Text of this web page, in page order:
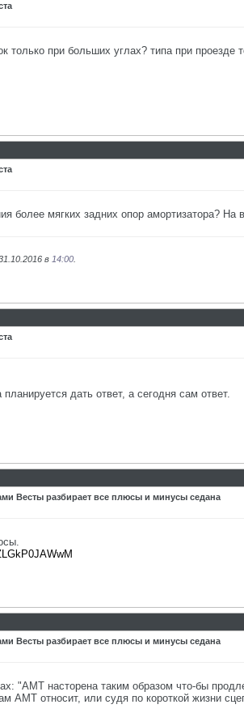
только при больших углах? типа при
более мягких задних опор амортизатора?
в 14:00
дать ответ, а сегодня сам ответ.
Весты разбирает все плюсы и минусы седана
Весты разбирает все плюсы и минусы седана
"АМТ насторена таким образом что-бы
АМТ относит, или судя по короткой жизни